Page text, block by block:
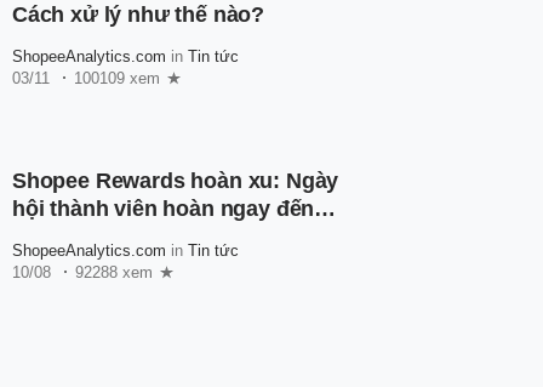
Cách xử lý như thế nào?
ShopeeAnalytics.com in Tin tức
03/11
100109 xem
Shopee Rewards hoàn xu: Ngày
hội thành viên hoàn ngay đến
ShopeeAnalytics.com in Tin tức
10/08
92288 xem